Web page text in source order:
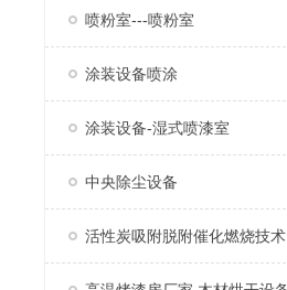
喷粉室---喷粉室
涂装设备喷涂
涂装设备-湿式喷漆室
中央除尘设备
活性炭吸附脱附催化燃烧技术